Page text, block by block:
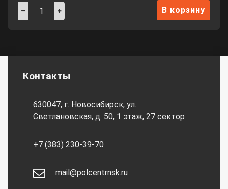
В корзину
Контакты
630047, г. Новосибирск, ул.
Светлановская, д. 50, 1 этаж, 27 сектор
+7 (383) 230-39-70
mail@polcentrnsk.ru